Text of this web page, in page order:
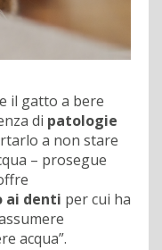
il gatto a bere
di patologie
a non stare
– prosegue
ai denti per cui ha
acqua”.